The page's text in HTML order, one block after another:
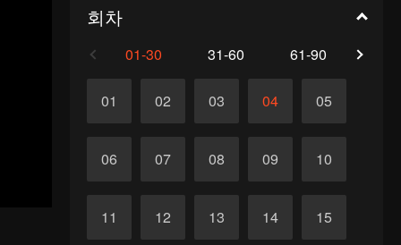
회차
01-30 31-60 61-90
01 02 03 04 05
06 07 08 09 10
11 12 13 14 15